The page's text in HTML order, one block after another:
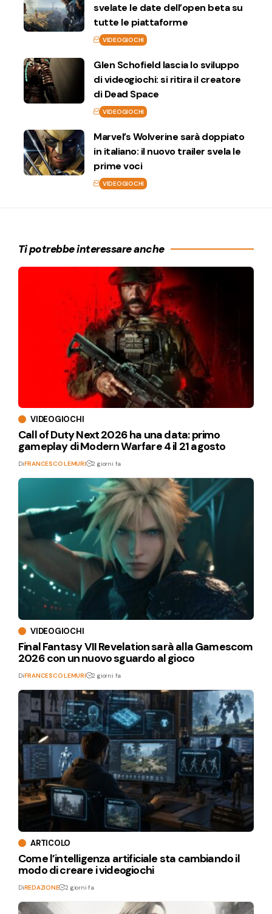
svelate le date dell’open beta su
tutte le piattaforme
VIDEOGIOCHI
Glen Schofield lascia lo sviluppo
di videogiochi: si ritira il creatore
di Dead Space
VIDEOGIOCHI
Marvel’s Wolverine sarà doppiato
in italiano: il nuovo trailer svela le
prime voci
VIDEOGIOCHI
Ti potrebbe interessare anche
VIDEOGIOCHI
Call of Duty Next 2026 ha una data: primo
gameplay di Modern Warfare 4 il 21 agosto
DiFRANCESCO LEMURI 2 giorni fa
VIDEOGIOCHI
Final Fantasy VII Revelation sarà alla Gamescom
2026 con un nuovo sguardo al gioco
DiFRANCESCO LEMURI 2 giorni fa
ARTICOLO
Come l’intelligenza artificiale sta cambiando il
modo di creare i videogiochi
DiREDAZIONE 2 giorni fa